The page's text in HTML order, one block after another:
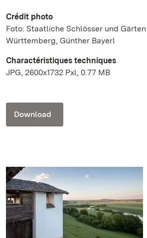
Crédit photo
Foto: Staatliche Schlösser und
Württemberg, Günther Bayerl
Charactéristiques techniques
JPG, 2600x1732 Pxl, 0.77 MB
Download